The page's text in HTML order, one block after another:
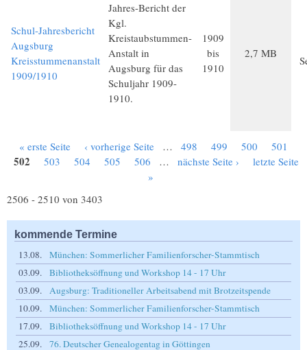
Schul-Jahresbericht
Augsburg
Kreisstummenanstalt
1909/1910
Jahres-Bericht der
Kgl.
Kreistaubstummen-
Anstalt in
Augsburg für das
Schuljahr 1909-
1910.
1909
bis
1910
2,7 MB
Seiten
« erste Seite ‹ vorherige Seite … 498 499 500 501
502 503 504 505 506 … nächste Seite ›
letzte Seite
»
2506 - 2510 von 3403
kommende Termine
13.08.
München: Sommerlicher Familienforscher-Stammtisch
03.09.
Bibliotheksöffnung und Workshop 14 - 17 Uhr
03.09.
Augsburg: Traditioneller Arbeitsabend mit Brotzeitspende
10.09.
München: Sommerlicher Familienforscher-Stammtisch
17.09.
Bibliotheksöffnung und Workshop 14 - 17 Uhr
25.09.
76. Deutscher Genealogentag in Göttingen